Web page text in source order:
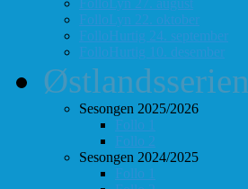
FolloLyn 22. oktober
FolloHurtig 24. september
FolloHurtig 10. desember
Østlandsserien
Sesongen 2025/2026
Follo 1
Follo 2
Sesongen 2024/2025
Follo 1